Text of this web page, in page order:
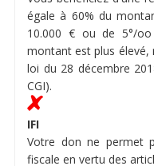
égale à 60% du
10.000 € ou de 5°/
montant est plus élevé,
loi du 28 décembre
CGI).
IFI
Votre don ne permet
fiscale en vertu des